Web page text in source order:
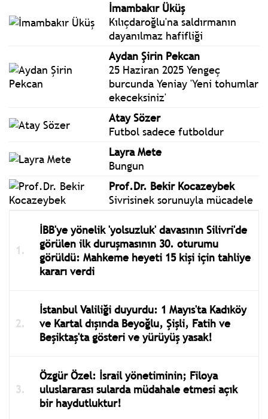
İmambakır Üküş
Kılıçdaroğlu'na saldırmanın
dayanılmaz hafifliği
Aydan Şirin Pekcan
25 Haziran 2025 Yengeç
burcunda Yeniay 'Yeni tohumlar
ekeceksiniz'
Atay Sözer
Futbol sadece futboldur
Layra Mete
Bungun
Prof.Dr. Bekir Kocazeybek
Sivrisinek sorunuyla mücadele
İBB'ye yönelik 'yolsuzluk' davasının Silivri'de
görülen ilk duruşmasının 30. oturumu
görüldü: Mahkeme heyeti 15 kişi için tahliye
kararı verdi
İstanbul Valiliği duyurdu: 1 Mayıs'ta Kadıköy
ve Kartal dışında Beyoğlu, Şişli, Fatih ve
Beşiktaş'ta gösteri ve yürüyüş yasak!
Özgür Özel: İsrail yönetiminin; Filoya
uluslararası sularda müdahale etmesi açık
bir haydutluktur!